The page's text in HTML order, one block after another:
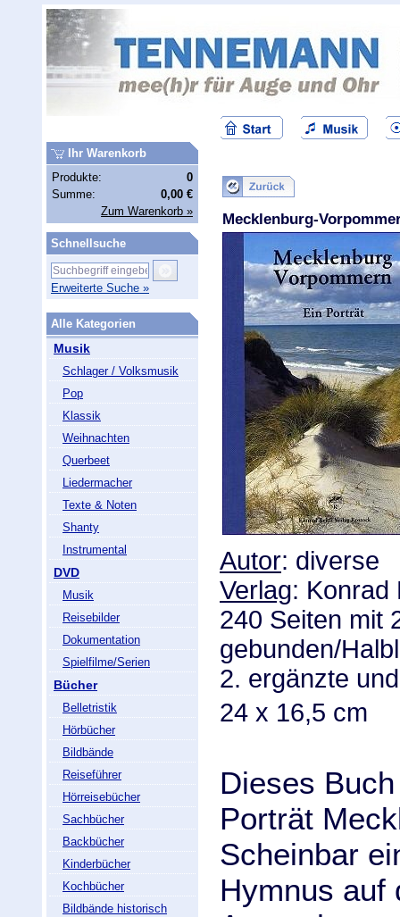
Ihr Warenkorb
Produkte:
0
Summe:
0,00 €
Zum Warenkorb »
Schnellsuche
Erweiterte Suche »
Alle Kategorien
Musik
Schlager / Volksmusik
Pop
Klassik
Weihnachten
Querbeet
Liedermacher
Texte & Noten
Shanty
Instrumental
DVD
Musik
Reisebilder
Dokumentation
Spielfilme/Serien
Bücher
Belletristik
Hörbücher
Bildbände
Reiseführer
Hörreisebücher
Sachbücher
Backbücher
Kinderbücher
Kochbücher
Bildbände historisch
Mecklenburg-
Autor: diverse
Verlag: Konrad
240 Seiten mit
gebunden/
2. ergänzte
24 x 16,5 cm
Dieses
Porträt
Scheinbar
Hymnus auf